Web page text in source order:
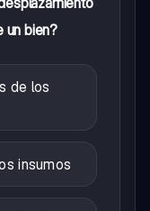
un bien?
de los
insumos